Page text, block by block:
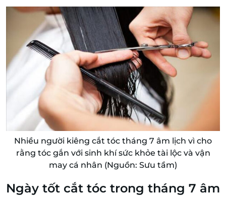
Nhiều người kiêng cắt tóc tháng 7 âm lịch vì cho
rằng tóc gắn với sinh khí sức khỏe tài lộc và vận
may cá nhân (Nguồn: Sưu tầm)
Ngày tốt cắt tóc trong tháng 7 âm